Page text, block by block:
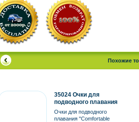
Похожие
35024 Очки для
подводного плавания
"Comfortable Goggles"
2 цвета (Китай)
Очки для подводного
плавания "Comfortable